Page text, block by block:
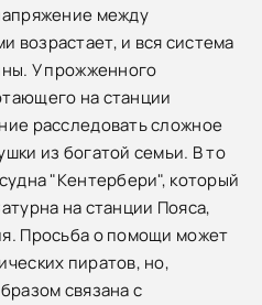
между
возрастает, и вся система
У прожженного
на станции
расследовать сложное
из богатой семьи. В то
"Кентербери", который
на станции Пояса,
Просьба о помощи может
пиратов, но,
связана с